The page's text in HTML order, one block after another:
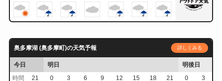
奥多摩湖 (奥多摩町)の天気予報 詳しくみる
今日 明日
明後日
時間
21 0 3 6 9 12 15 18 21 0
3